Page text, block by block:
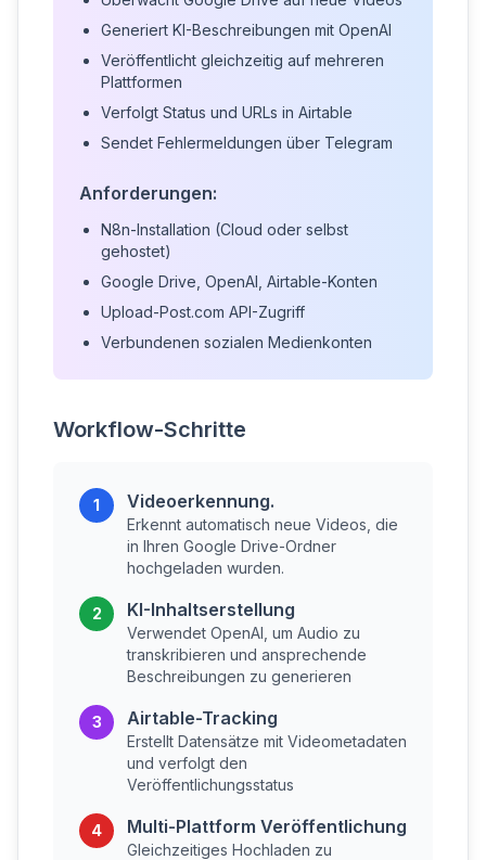
Generiert KI-Beschreibungen mit OpenAI
Veröffentlicht gleichzeitig auf mehreren
Plattformen
Verfolgt Status und URLs in Airtable
Sendet Fehlermeldungen über Telegram
Anforderungen:
N8n-Installation (Cloud oder selbst
gehostet)
Google Drive, OpenAI, Airtable-Konten
Upload-Post.com API-Zugriff
Verbundenen sozialen Medienkonten
Workflow-Schritte
1 Videoerkennung.
Erkennt automatisch neue Videos, die
in Ihren Google Drive-Ordner
hochgeladen wurden.
2 KI-Inhaltserstellung
Verwendet OpenAI, um Audio zu
transkribieren und ansprechende
Beschreibungen zu generieren
3 Airtable-Tracking
Erstellt Datensätze mit Videometadaten
und verfolgt den
Veröffentlichungsstatus
4 Multi-Plattform Veröffentlichung
Gleichzeitiges Hochladen zu